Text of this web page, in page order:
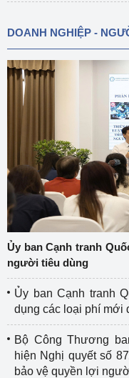
DOANH NGHIỆP -
Ủy ban Cạnh tranh
người tiêu dùng
Ủy ban Cạnh tranh
dụng các loại phí mới
Bộ Công Thương
hiện Nghị quyết số
bảo vệ quyền lợi